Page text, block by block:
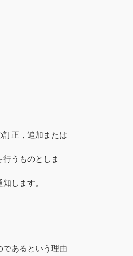
訂正，追加または
うものとしま
します。
であるという理由